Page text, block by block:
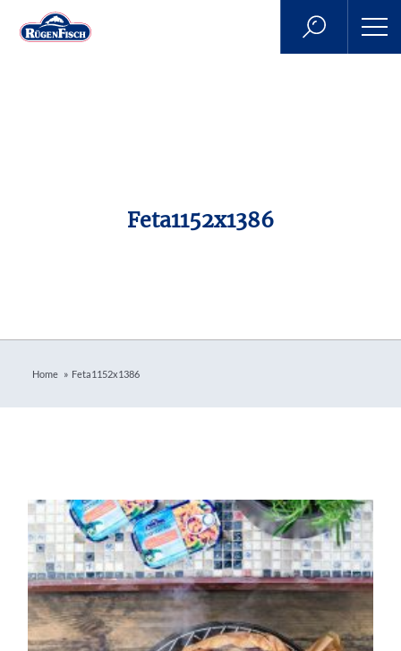
Feta1152x1386
Home » Feta1152x1386